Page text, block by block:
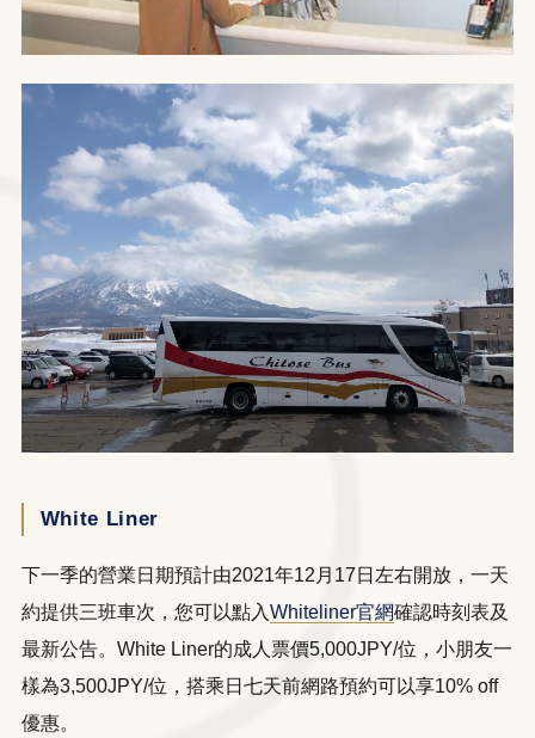
White Liner
下一季的營業日期預計由2021年12月17日左右開放，一天
約提供三班車次，您可以點入Whiteliner官網確認時刻表及
最新公告。White Liner的成人票價5,000JPY/位，小朋友一
樣為3,500JPY/位，搭乘日七天前網路預約可以享10% off
優惠。